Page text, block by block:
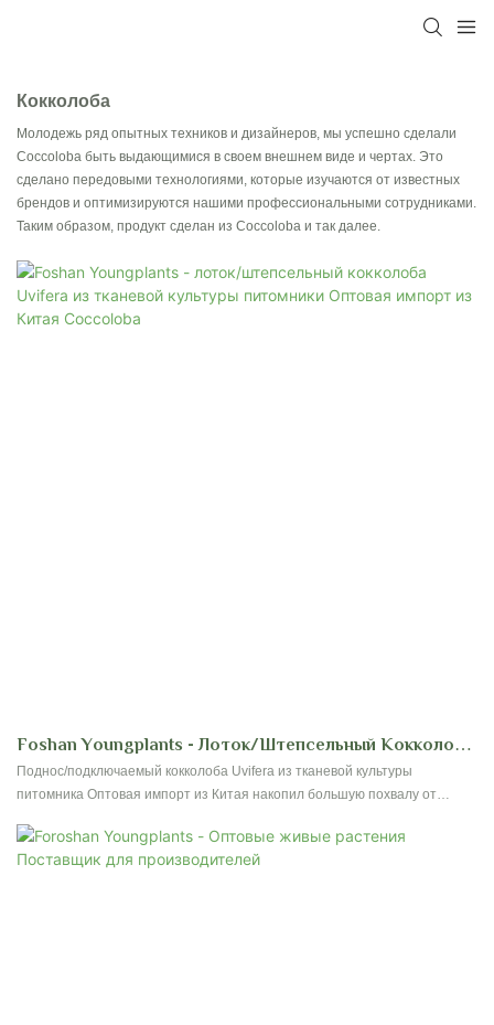
Кокколоба
Молодежь ряд опытных техников и дизайнеров, мы успешно сделали
Coccoloba быть выдающимися в своем внешнем виде и чертах. Это
сделано передовыми технологиями, которые изучаются от известных
брендов и оптимизируются нашими профессиональными сотрудниками.
Таким образом, продукт сделан из Coccoloba и так далее.
Foshan Youngplants - Лоток/штепсельный Кокколоба
Uvifera Из Тканевой Культуры Питомники Оптовая
Импорт Из Китая Coccoloba
Поднос/подключаемый кокколоба Uvifera из тканевой культуры
питомника Оптовая импорт из Китая накопил большую похвалу от
клиентов